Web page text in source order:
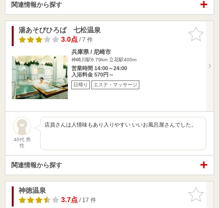
関連情報から探す
お気に入
りに追加
湯あそびひろば 七松温泉
3.0点/ 7 件
兵庫県 / 尼崎市
神崎川駅6.79km 立花駅400m
営業時間 14:00～24:00
入浴料金 570円～
日帰り エステ・マッサージ
40代 男
性
店員さんは人情味もあり入りやすい いいお風呂屋さんでした。
関連情報から探す
お気に入
りに追加
神徳温泉
3.7点/ 17 件